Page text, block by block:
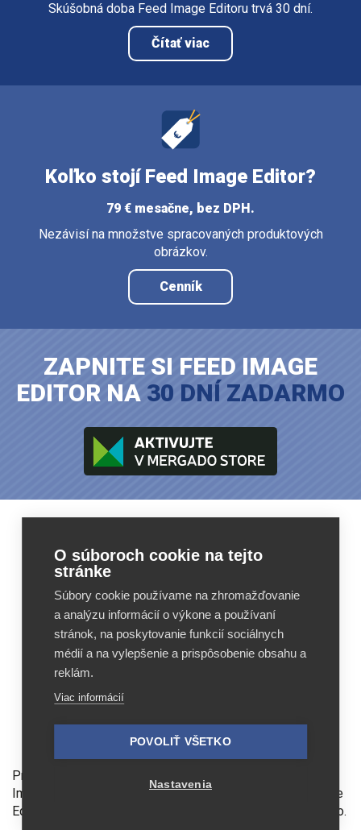
Skúšobná doba Feed Image Editoru trvá 30 dní.
Čítať viac
Koľko stojí Feed Image Editor?
79 € mesačne, bez DPH.
Nezávisí na množstve spracovaných produktových
obrázkov.
Cenník
ZAPNITE SI FEED IMAGE
EDITOR NA 30 DNÍ ZADARMO
Image
Reviews
Image
Reviews
Feed Image Editor technologies, s.r.o.
Prevádzkovateľom stránok feed-image-editor.sk je Feed
Image Editor technologies, s.r.o., IČ 07139365. Feed Image
Editor technologies, s.r.o. člen koncernu Profitak group, s.r.o.
O súboroch cookie na tejto
stránke
Súbory cookie používame na zhromažďovanie
a analýzu informácií o výkone a používaní
stránok, na poskytovanie funkcií sociálnych
médií a na vylepšenie a prispôsobenie obsahu a
reklám.
Viac informácií
POVOLIŤ VŠETKO
Nastavenia